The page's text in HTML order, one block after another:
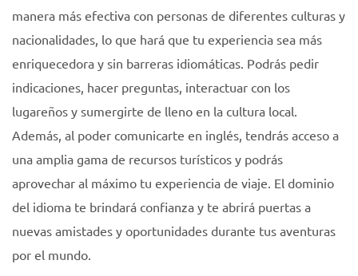
manera más efectiva con personas de diferentes culturas y
nacionalidades, lo que hará que tu experiencia sea más
enriquecedora y sin barreras idiomáticas. Podrás pedir
indicaciones, hacer preguntas, interactuar con los
lugareños y sumergirte de lleno en la cultura local.
Además, al poder comunicarte en inglés, tendrás acceso a
una amplia gama de recursos turísticos y podrás
aprovechar al máximo tu experiencia de viaje. El dominio
del idioma te brindará confianza y te abrirá puertas a
nuevas amistades y oportunidades durante tus aventuras
por el mundo.